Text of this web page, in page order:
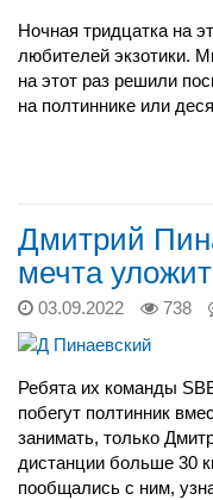
Ночная тридцатка на
любителей экзотики.
на этот раз решили
на полтиннике или
Дмитрий
мечта
03.09.2022 738
Ребята их команды
побегут полтинник
занимать, только
дистанции больше 30
пообщались с ним,